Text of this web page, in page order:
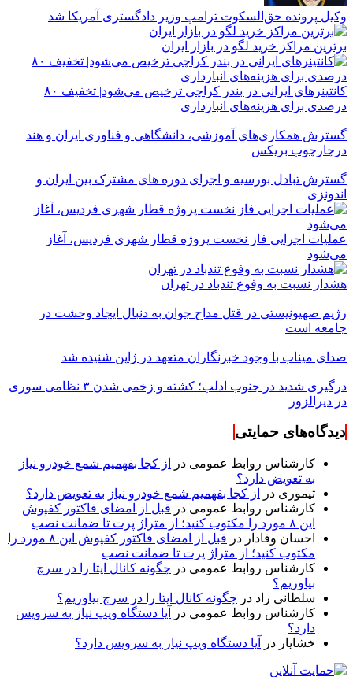
وکیل پرونده حق‌السکوت ترامپ وزیر دادگستری آمریکا شد
برترین مراکز خرید لگو در بازار ایران
کانتینرهای ایرانی در بندر کراچی ترخیص می‌شود| تخفیف ۸۰
درصدی برای هزینه‌های انبارداری
گسترش همکاری‌های آموزشی، دانشگاهی و فناوری ایران و هند
درچارچوب بریکس
گسترش تبادل بورسیه و اجرای دوره های مشترک بین ایران و
اندونزی
عملیات اجرایی فاز نخست پروژه قطار شهری فردیس، آغاز
می‌شود
هشدار نسبت به وفوع تندباد در تهران
رژیم صهیونیستی در قتل مداح جوان به دنبال ایجاد وحشت در
جامعه است
صدای میناب با وجود خبرنگاران متعهد در ژاپن شنیده شد
درگیری شدید در جنوب ادلب؛ کشته و زخمی شدن ۳ نظامی سوری
در دیرالزور
دیدگاه‌های حمایتی
کارشناس روابط عمومی در
از کجا بفهمیم شمع خودرو نیاز
به تعویض دارد؟
تیموری در
از کجا بفهمیم شمع خودرو نیاز به تعویض دارد؟
کارشناس روابط عمومی در قبل از امضای فاکتور کفپوش
این ۸ مورد را مکتوب کنید؛ از متراژ پرت تا ضمانت نصب
احسان وفادار در
قبل از امضای فاکتور کفپوش این ۸ مورد را
مکتوب کنید؛ از متراژ پرت تا ضمانت نصب
کارشناس روابط عمومی در چگونه کانال ایتا را در سرچ
بیاوریم؟
سلطانی راد در چگونه کانال ایتا را در سرچ بیاوریم؟
کارشناس روابط عمومی در
آیا دستگاه ویپ نیاز به سرویس
دارد؟
خشایار در آیا دستگاه ویپ نیاز به سرویس دارد؟